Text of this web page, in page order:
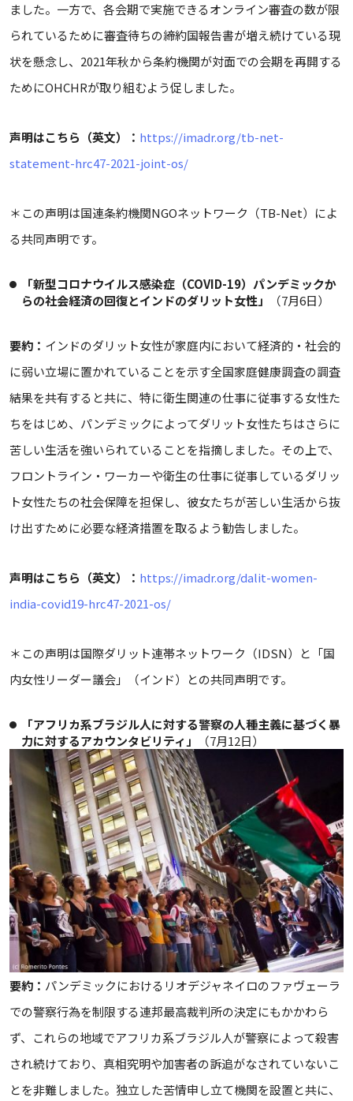
ました。一方で、各会期で実施できるオンライン審査の数が限
られているために審査待ちの締約国報告書が増え続けている現
状を懸念し、2021年秋から条約機関が対面での会期を再開する
ためにOHCHRが取り組むよう促しました。
声明はこちら（英文）： https://imadr.org/tb-net-
statement-hrc47-2021-joint-os/
＊この声明は国連条約機関NGOネットワーク（TB-Net）によ
る共同声明です。
「新型コロナウイルス感染症（COVID-19）パンデミックか
らの社会経済の回復とインドのダリット女性」
（7月6日）
要約： インドのダリット女性が家庭内において経済的・社会的
に弱い立場に置かれていることを示す全国家庭健康調査の調査
結果を共有すると共に、特に衛生関連の仕事に従事する女性た
ちをはじめ、パンデミックによってダリット女性たちはさらに
苦しい生活を強いられていることを指摘しました。その上で、
フロントライン・ワーカーや衛生の仕事に従事しているダリッ
ト女性たちの社会保障を担保し、彼女たちが苦しい生活から抜
け出すために必要な経済措置を取るよう勧告しました。
声明はこちら（英文）： https://imadr.org/dalit-women-
india-covid19-hrc47-2021-os/
＊この声明は国際ダリット連帯ネットワーク（IDSN）と「国
内女性リーダー議会」（インド）との共同声明です。
「アフリカ系ブラジル人に対する警察の人種主義に基づく暴
力に対するアカウンタビリティ」
（7月12日）
要約： パンデミックにおけるリオデジャネイロのファヴェーラ
での警察行為を制限する連邦最高裁判所の決定にもかかわら
ず、これらの地域でアフリカ系ブラジル人が警察によって殺害
され続けており、真相究明や加害者の訴追がなされていないこ
とを非難しました。独立した苦情申し立て機関を設置と共に、